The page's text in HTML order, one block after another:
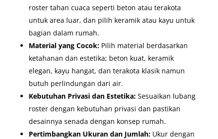
roster tahan cuaca seperti beton atau terakota
untuk area luar, dan pilih keramik atau kayu untuk
bagian dalam rumah.
Material yang Cocok:Pilih material berdasarkan
ketahanan dan estetika; beton kuat, keramik
elegan, kayu hangat, dan terakota klasik namun
butuh perlindungan dari air.
Kebutuhan Privasi dan Estetika:Sesuaikan lubang
roster dengan kebutuhan privasi dan pastikan
desainnya senada dengan konsep rumah.
Pertimbangkan Ukuran dan Jumlah:Ukur dengan